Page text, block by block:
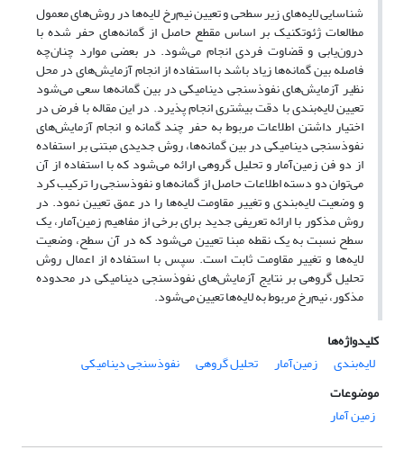
شناسایی لایه‌های زیر سطحی و تعیین نیم‌رخ لایه‌ها در روش‌های معمول
مطالعات ژئوتکنیک بر اساس مقطع حاصل از گمانه‌های حفر شده با
درون‌یابی و قضاوت فردی انجام می‌شود. در بعضی موارد چنان‌چه
فاصله بین گمانه‌ها زیاد باشد با استفاده از انجام آزمایش‌های در محل
نظیر آزمایش‌های نفوذسنجی دینامیکی در بین گمانه‌ها سعی می‌شود
تعیین لایه‌بندی با دقت بیشتری انجام پذیرد. در این مقاله با فرض در
اختیار داشتن اطلاعات مربوط به حفر چند گمانه و انجام آزمایش‌های
نفوذسنجی دینامیکی در بین گمانه‌ها، روش جدیدی مبتنی بر استفاده
از دو فن زمین‌آمار و تحلیل گروهی ارائه می‌شود که با استفاده از آن
می‌توان دو دسته اطلاعات حاصل از گمانه‌ها و نفوذسنجی را ترکیب کرد
و وضعیت لایه‌بندی و تغییر مقاومت لایه‌ها را در عمق تعیین نمود. در
روش مذکور با ارائه تعریفی جدید برای برخی از مفاهیم زمین‌آمار، یک
سطح نسبت به یک نقطه مبنا تعیین می‌شود که در آن سطح، وضعیت
لایه‌ها و تغییر مقاومت ثابت است. سپس با استفاده از اعمال روش
تحلیل گروهی بر نتایج آزمایش‌های نفوذسنجی دینامیکی در محدوده
مذکور، نیم‌رخ مربوط به لایه‌ها تعیین می‌شود.
کلیدواژه‌ها
لایه‌بندی
زمین‌آمار تحلیل گروهی
نفوذسنجی دینامیکی
موضوعات
زمین آمار